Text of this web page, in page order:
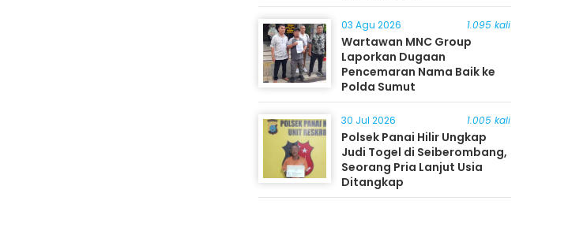
03 Agu 2026 1.095 kali
Wartawan MNC Group
Laporkan Dugaan
Pencemaran Nama Baik ke
Polda Sumut
30 Jul 2026 1.005 kali
Polsek Panai Hilir Ungkap
Judi Togel di Seiberombang,
Seorang Pria Lanjut Usia
Ditangkap